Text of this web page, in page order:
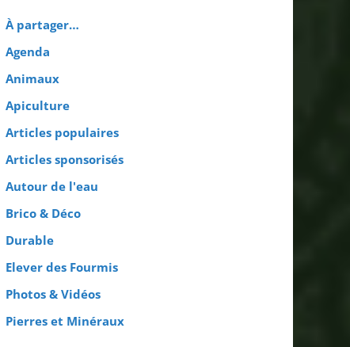
À partager…
Agenda
Animaux
Apiculture
Articles populaires
Articles sponsorisés
Autour de l'eau
Brico & Déco
Durable
Elever des Fourmis
Photos & Vidéos
Pierres et Minéraux